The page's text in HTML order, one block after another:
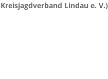
Lindau e. V.)